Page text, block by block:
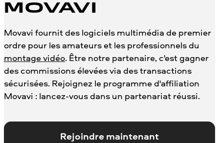
MOVAVI
Movavi fournit des logiciels multimédia de premier
ordre pour les amateurs et les professionnels du
montage vidéo. Être notre partenaire, c'est gagner
des commissions élevées via des transactions
sécurisées. Rejoignez le programme d'affiliation
Movavi : lancez-vous dans un partenariat réussi.
Rejoindre maintenant